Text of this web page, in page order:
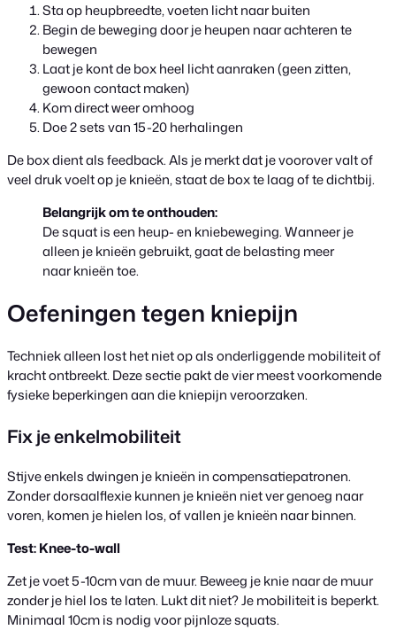
Sta op heupbreedte, voeten licht naar buiten
Begin de beweging door je heupen naar achteren te
bewegen
Laat je kont de box heel licht aanraken (geen zitten,
gewoon contact maken)
Kom direct weer omhoog
Doe 2 sets van 15-20 herhalingen
De box dient als feedback. Als je merkt dat je voorover valt of
veel druk voelt op je knieën, staat de box te laag of te dichtbij.
Belangrijk om te onthouden:
De squat is een heup- en kniebeweging. Wanneer je
alleen je knieën gebruikt, gaat de belasting meer
naar knieën toe.
Oefeningen tegen kniepijn
Techniek alleen lost het niet op als onderliggende mobiliteit of
kracht ontbreekt. Deze sectie pakt de vier meest voorkomende
fysieke beperkingen aan die kniepijn veroorzaken.
Fix je enkelmobiliteit
Stijve enkels dwingen je knieën in compensatiepatronen.
Zonder dorsaalflexie kunnen je knieën niet ver genoeg naar
voren, komen je hielen los, of vallen je knieën naar binnen.
Test: Knee-to-wall
Zet je voet 5-10cm van de muur. Beweeg je knie naar de muur
zonder je hiel los te laten. Lukt dit niet? Je mobiliteit is beperkt.
Minimaal 10cm is nodig voor pijnloze squats.